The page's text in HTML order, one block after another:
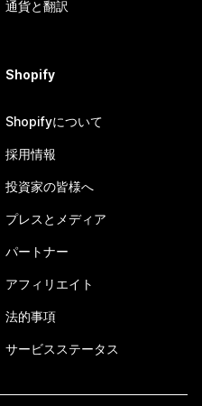
通貨と翻訳
Shopify
Shopifyについて
採用情報
投資家の皆様へ
プレスとメディア
パートナー
アフィリエイト
法的事項
サービスステータス